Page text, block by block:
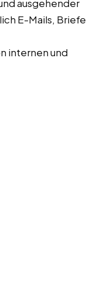
ausgehender
E-Mails, Briefe
internen und